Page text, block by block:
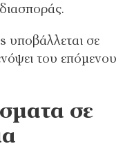
υποβάλλεται σε
του επόμενου
σε